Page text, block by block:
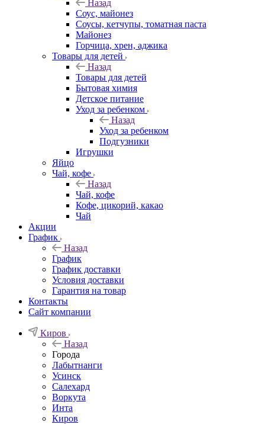
Назад
Соус, майонез
Соусы, кетчупы, томатная паста
Майонез
Горчица, хрен, аджика
Товары для детей
Назад
Товары для детей
Бытовая химия
Детское питание
Уход за ребенком
Назад
Уход за ребенком
Подгузники
Игрушки
Яйцо
Чай, кофе
Назад
Чай, кофе
Кофе, цикорий, какао
Чай
Акции
График
Назад
График
График доставки
Условия доставки
Гарантия на товар
Контакты
Сайт компании
Киров
Назад
Города
Лабытнанги
Усинск
Салехард
Воркута
Инта
Киров